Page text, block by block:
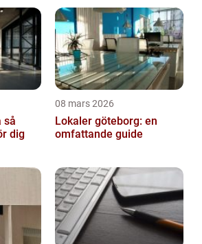
dig
08 mars 2026
Lokaler göteborg: en
omfattande guide